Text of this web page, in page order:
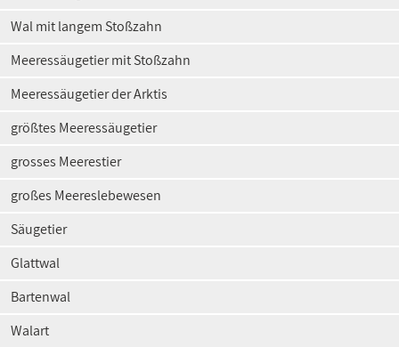
Wal mit langem Stoßzahn
Meeressäugetier mit Stoßzahn
Meeressäugetier der Arktis
größtes Meeressäugetier
grosses Meerestier
großes Meereslebewesen
Säugetier
Glattwal
Bartenwal
Walart